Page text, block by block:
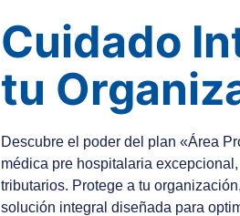
Cuidado
tu
Descubre el poder del plan «Área
médica pre hospitalaria
tributarios. Protege a tu
solución integral diseñada para